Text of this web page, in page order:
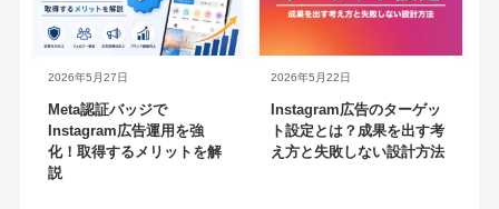
Meta認証バッジで
Instagram広告運用を強
化！取得するメリットを解
説
2026年5月27日
Instagram広告のターゲッ
ト設定とは？成果を出す考
え方と失敗しない設計方法
2026年5月22日